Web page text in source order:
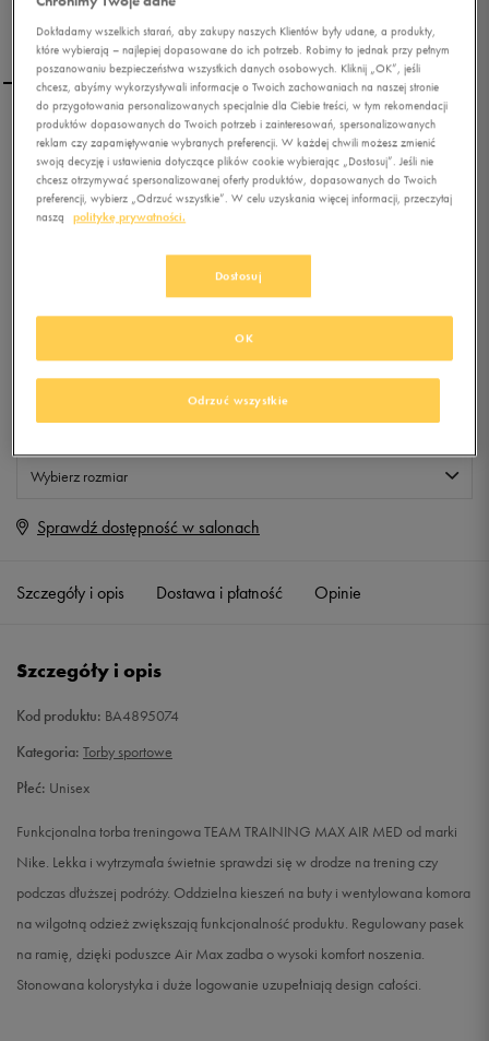
NIKE TORBA NIKE TEAM
TRAINING TRAINING MAX
AIR MED
0.0(0)
KLUBIE 50 STYLE
Produkt niedostępny
Jeśli artykuł będzie ponownie dostępny, otrzymasz od nas powiadomienie.
Wybierz rozmiar
ONE SIZE Powiadom o dostępności
Sprawdź dostępność w salonach
Szczegóły i opis Dostawa i płatność Opinie
Szczegóły i opis
Kod produktu: BA4895074
Kategoria: Torby sportowe
Płeć: Unisex
Funkcjonalna torba treningowa TEAM TRAINING MAX AIR MED od marki
Nike. Lekka i wytrzymała świetnie sprawdzi się w drodze na trening czy
podczas dłuższej podróży. Oddzielna kieszeń na buty i wentylowana komora
na wilgotną odzież zwiększają funkcjonalność produktu. Regulowany pasek
na ramię, dzięki poduszce Air Max zadba o wysoki komfort noszenia.
Stonowana kolorystyka i duże logowanie uzupełniają design całości.
Dokładamy wszelkich starań, aby zakupy naszych Klientów były udane, a produkty,
które wybierają – najlepiej dopasowane do ich potrzeb. Robimy to jednak przy pełnym
poszanowaniu bezpieczeństwa wszystkich danych osobowych. Kliknij „OK”, jeśli
chcesz, abyśmy wykorzystywali informacje o Twoich zachowaniach na naszej stronie
do przygotowania personalizowanych specjalnie dla Ciebie treści, w tym rekomendacji
produktów dopasowanych do Twoich potrzeb i zainteresowań, spersonalizowanych
reklam czy zapamiętywanie wybranych preferencji. W każdej chwili możesz zmienić
swoją decyzję i ustawienia dotyczące plików cookie wybierając „Dostosuj”. Jeśli nie
chcesz otrzymywać spersonalizowanej oferty produktów, dopasowanych do Twoich
preferencji, wybierz „Odrzuć wszystkie”. W celu uzyskania więcej informacji, przeczytaj
naszą
politykę prywatności.
Dostosuj
Odrzuć wszystkie
OK